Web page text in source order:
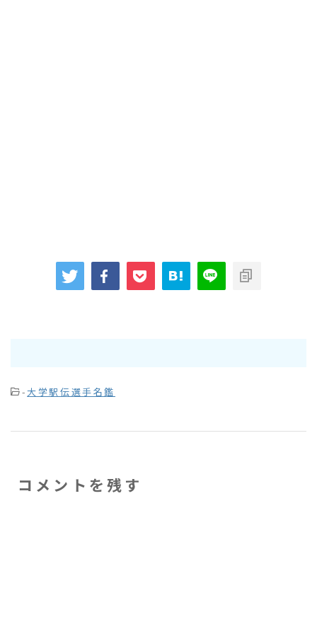
-大学駅伝選手名鑑
コメントを残す